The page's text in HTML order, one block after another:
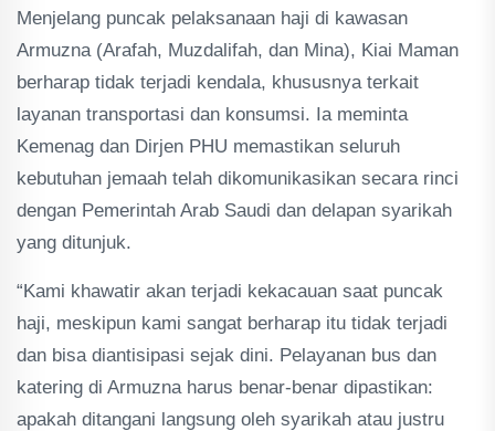
Menjelang puncak pelaksanaan haji di kawasan
Armuzna (Arafah, Muzdalifah, dan Mina), Kiai Maman
berharap tidak terjadi kendala, khususnya terkait
layanan transportasi dan konsumsi. Ia meminta
Kemenag dan Dirjen PHU memastikan seluruh
kebutuhan jemaah telah dikomunikasikan secara rinci
dengan Pemerintah Arab Saudi dan delapan syarikah
yang ditunjuk.
“Kami khawatir akan terjadi kekacauan saat puncak
haji, meskipun kami sangat berharap itu tidak terjadi
dan bisa diantisipasi sejak dini. Pelayanan bus dan
katering di Armuzna harus benar-benar dipastikan:
apakah ditangani langsung oleh syarikah atau justru